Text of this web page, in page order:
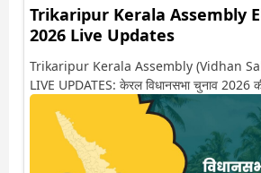
Trikaripur Kerala Assembly
2026 Live Updates
Trikaripur Kerala Assembly (Vidhan
LIVE UPDATES: केरल विधानसभा चुनाव 2026
में शुरू होने वाली है. यहां देखें त्रिकरीपुर सीट पर
किस तरफ जा रहें है रुझान. साथ ही पाइए इस सीट
की अपडेट वो भी रियल टाइम में